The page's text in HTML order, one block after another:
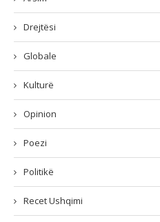
Drejtësi
Globale
Kulturë
Opinion
Poezi
Politikë
Recet Ushqimi